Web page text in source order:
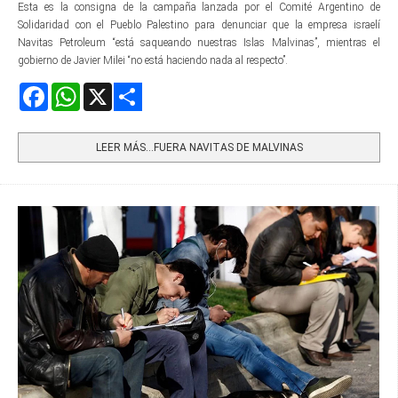
Esta es la consigna de la campaña lanzada por el Comité Argentino de
Solidaridad con el Pueblo Palestino para denunciar que la empresa israelí
Navitas Petroleum “está saqueando nuestras Islas Malvinas”, mientras el
gobierno de Javier Milei “no está haciendo nada al respecto”.
FacebookWhatsApp
LEER MÁS…FUERA NAVITAS DE MALVINAS